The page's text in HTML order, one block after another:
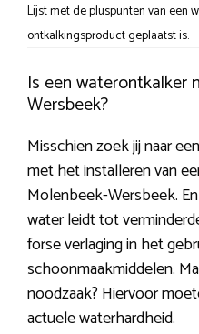
Lijst met de pluspunten van een
ontkalkingsproduct geplaatst is.
Is een waterontkalker
Wersbeek?
Misschien zoek jij naar
met het installeren van
Molenbeek-Wersbeek.
water leidt tot
forse verlaging in het
schoonmaakmiddelen.
noodzaak? Hiervoor
actuele waterhardheid.